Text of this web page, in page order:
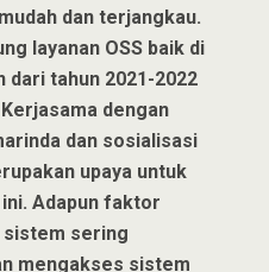
dan terjangkau.
layanan OSS baik di
dari tahun 2021-2022
dengan
dan sosialisasi
upaya untuk
Adapun faktor
sistem sering
mengakses sistem